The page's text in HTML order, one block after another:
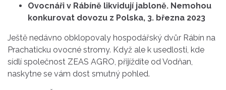
Ovocnáři v Rábíně likvidují jabloně. Nemohou
konkurovat dovozu z Polska, 3. března 2023
Ještě nedávno obklopovaly hospodářský dvůr Rábín na
Prachaticku ovocné stromy. Když ale k usedlosti, kde
sídlí společnost ZEAS AGRO, přijíždíte od Vodňan,
naskytne se vám dost smutný pohled.